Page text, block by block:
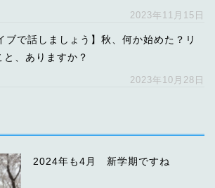
2023年11月15日
ブで話しましょう】秋、何か始めた？リ
と、ありますか？
2023年10月28日
2024年も4月 新学期ですね